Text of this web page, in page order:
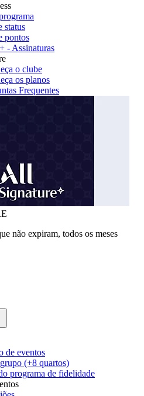
status
pontos
- Assinaturas
o clube
os planos
Frequentes
não expiram, todos os meses
de eventos
(+8 quartos)
programa de fidelidade